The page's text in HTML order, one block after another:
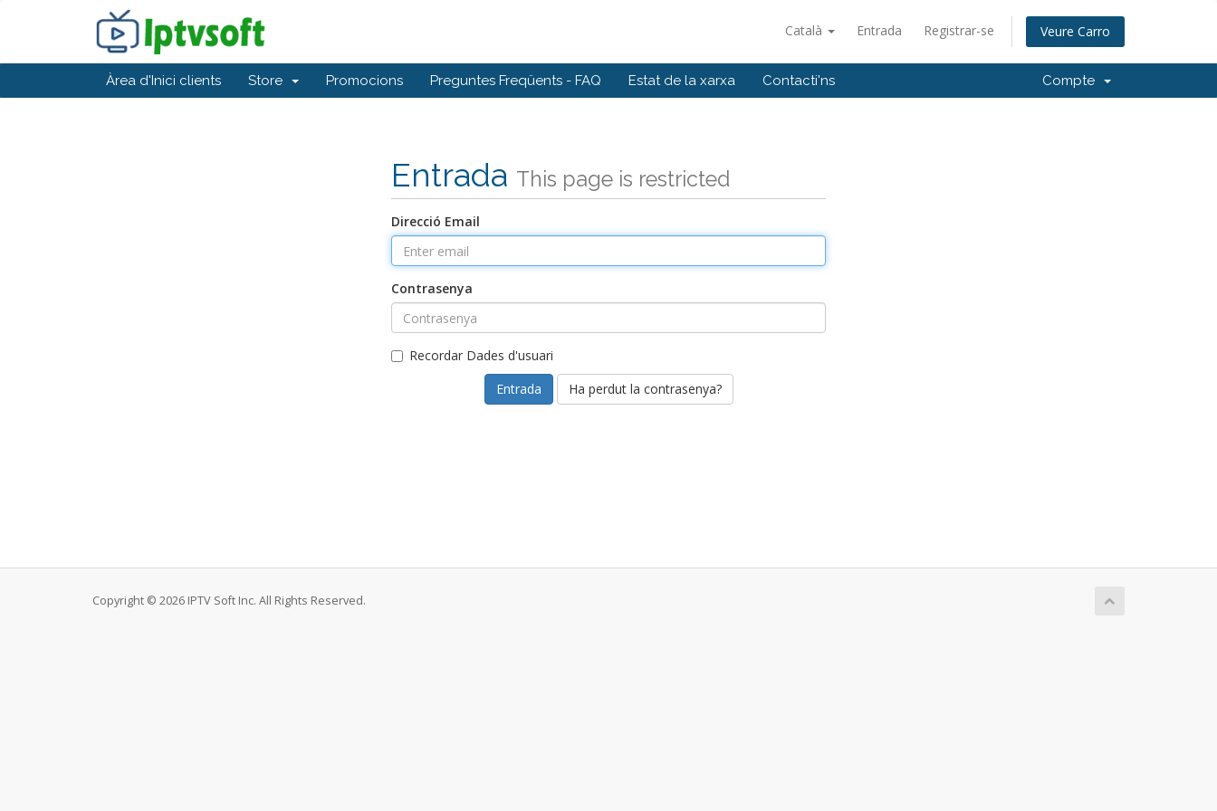
Català Entrada Registrar-se Veure Carro
Àrea d'Inici clients Store Promocions Preguntes Freqüents - FAQ Estat de la xarxa Contacti'ns Compte
Entrada This page is restricted
Direcció Email
Contrasenya
Recordar Dades d'usuari
Ha perdut la contrasenya?
Copyright © 2026 IPTV Soft Inc. All Rights Reserved.